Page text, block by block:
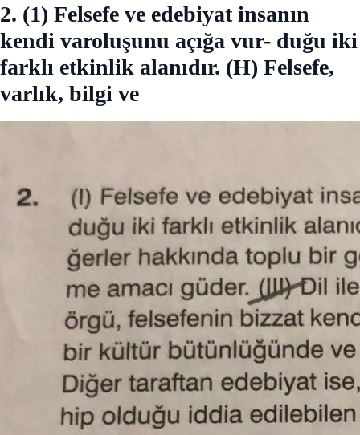
2. (1) Felsefe ve edebiyat insanın
kendi varoluşunu açığa vur- duğu iki
farklı etkinlik alanıdır. (H) Felsefe,
varlık, bilgi ve